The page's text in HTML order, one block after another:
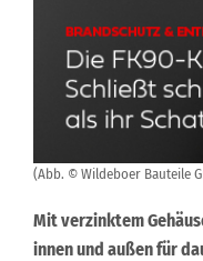
(Abb. © Wildeboer Bauteile
Mit verzinktem
innen und außen für